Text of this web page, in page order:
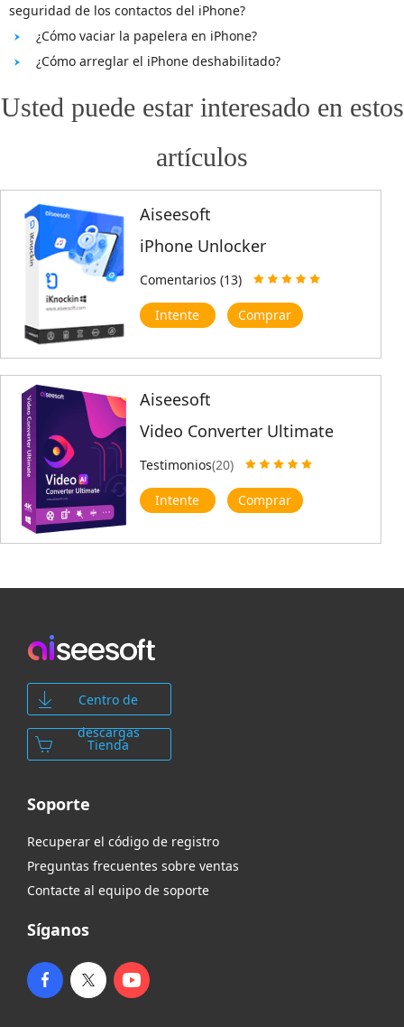
seguridad de los contactos del iPhone?
¿Cómo vaciar la papelera en iPhone?
¿Cómo arreglar el iPhone deshabilitado?
Usted puede estar interesado en estos
artículos
Aiseesoft
iPhone Unlocker
Comentarios (13)
Intente Comprar
Aiseesoft
Video Converter Ultimate
Testimonios(20)
Intente Comprar
Centro de
descargas
Tienda
Soporte
Recuperar el código de registro
Preguntas frecuentes sobre ventas
Contacte al equipo de soporte
Síganos